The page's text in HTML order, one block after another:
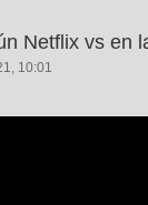
Netflix vs en
10:01